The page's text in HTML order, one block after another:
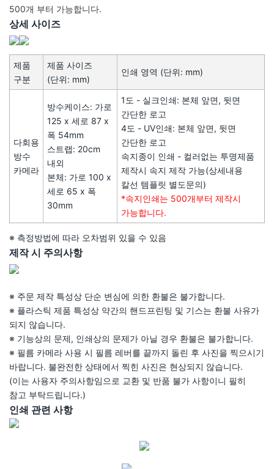
500개 부터 가능합니다.
상세 사이즈
제품
구분
제품 사이즈
(단위: mm)
인쇄 영역 (단위: mm)
다회용
방수
카메라
방수케이스: 가로
125 x 세로 87 x
폭 54mm
스트랩: 20cm
내외
본체: 가로 100 x
세로 65 x 폭
30mm
1도 - 실크인쇄: 본체 앞면, 뒷면
간단한 로고
4도 - UV인쇄: 본체 앞면, 뒷면
간단한 로고
속지종이 인쇄 - 컬러없는 투명제품
제작시 속지 제작 가능(상세내용
칼선 템플릿 별도문의)
*속지인쇄는 500개부터 제작시
가능합니다.
※ 측정방법에 따라 오차범위 있을 수 있음
제작 시 주의사항
※ 주문 제작 특성상 단순 변심에 의한 환불은 불가합니다.
※ 플라스틱 제품 특성상 약간의 핸드프린팅 및 기스는 환불 사유가
되지 않습니다.
※ 기능상의 문제, 인쇄상의 문제가 아닐 경우 환불은 불가합니다.
※ 필름 카메라 사용 시 필름 레버를 끝까지 돌린 후 사진을 찍으시기
바랍니다. 불완전한 상태에서 찍힌 사진은 현상되지 않습니다.
(이는 사용자 주의사항임으로 교환 및 반품 불가 사항이니 필히
참고 부탁드립니다.)
인쇄 관련 사항